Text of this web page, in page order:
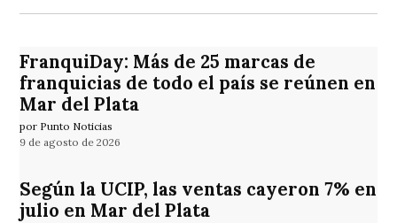
FranquiDay: Más de 25 marcas de
franquicias de todo el país se reúnen en
Mar del Plata
por Punto Noticias
9 de agosto de 2026
Según la UCIP, las ventas cayeron 7% en
julio en Mar del Plata